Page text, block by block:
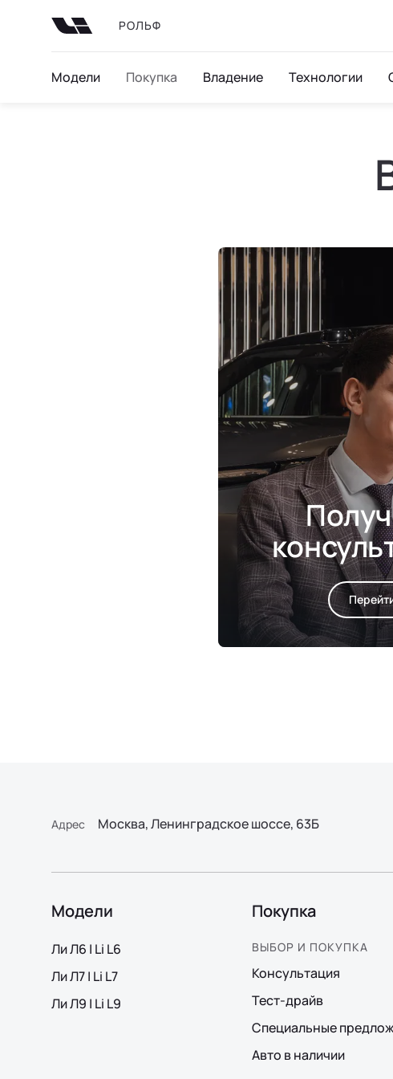
РОЛЬФ
Модели Покупка Владение Технологии
Адрес Москва, Ленинградское шоссе, 63Б
Модели
Ли Л6 | Li L6
Ли Л7 | Li L7
Ли Л9 | Li L9
Покупка
ВЫБОР И ПОКУПКА
Консультация
Тест-драйв
Специальные
Авто в наличии